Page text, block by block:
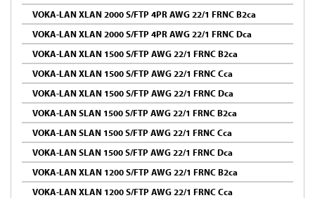
VOKA-LAN XLAN 2000 S/FTP 4PR AWG 22/1 FRNC B2ca
VOKA-LAN XLAN 2000 S/FTP 4PR AWG 22/1 FRNC Dca
VOKA-LAN XLAN 1500 S/FTP AWG 22/1 FRNC B2ca
VOKA-LAN XLAN 1500 S/FTP AWG 22/1 FRNC Cca
VOKA-LAN XLAN 1500 S/FTP AWG 22/1 FRNC Dca
VOKA-LAN SLAN 1500 S/FTP AWG 22/1 FRNC B2ca
VOKA-LAN SLAN 1500 S/FTP AWG 22/1 FRNC Cca
VOKA-LAN SLAN 1500 S/FTP AWG 22/1 FRNC Dca
VOKA-LAN XLAN 1200 S/FTP AWG 22/1 FRNC B2ca
VOKA-LAN XLAN 1200 S/FTP AWG 22/1 FRNC Cca